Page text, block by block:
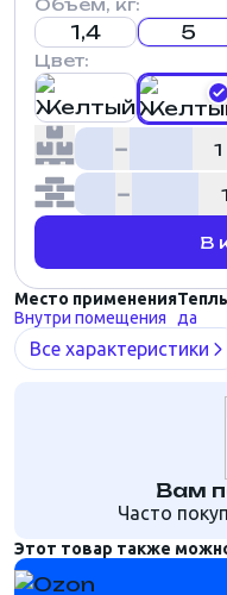
Место применения
Внутри помещения
да
Все характеристики
Вам
Часто
Этот товар также
Объем, кг:
1,4 5
Цвет:
В